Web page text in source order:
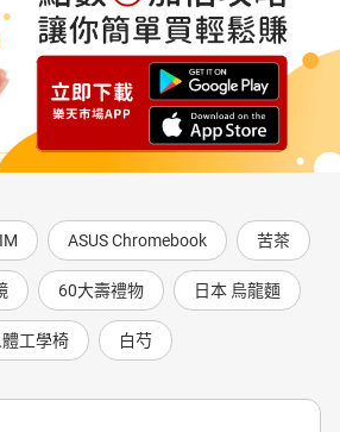
陽風暴～絢爛極光秀登場！
up Holiday Spirit at Christmas
中營造節日氣氛
up Holiday Spirit at Christmas
中營造節日氣氛
心素養)】 The Unlikely Rise of Ugly
越醜越夯的聖誕醜毛衣
越醜越夯的聖誕醜毛衣
Translation 翻譯
Capture Changes Entertainment 動態
Capture Changes Entertainment 動態
舉
ASUS Chromebook 苦茶
60大壽禮物 日本 烏龍麵
體工學椅 白芍